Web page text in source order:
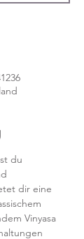
du
dir eine
Vinyasa